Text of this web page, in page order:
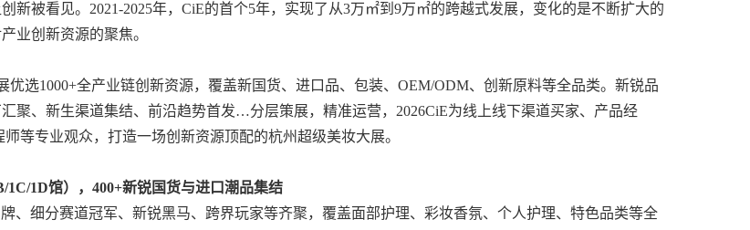
新被看见。2021-2025年，CiE的首个5年，实现了从3万㎡到9万㎡的跨越式发展，变化的是不断扩大的
业创新资源的聚焦。
优选1000+全产业链创新资源，覆盖新国货、进口品、包装、OEM/ODM、创新原料等全品类。新锐品
聚、新生渠道集结、前沿趋势首发…分层策展，精准运营，2026CiE为线上线下渠道买家、产品经
等专业观众，打造一场创新资源顶配的杭州超级美妆大展。
1D馆）， 400+新锐国货与进口潮品集结
、细分赛道冠军、新锐黑马、跨界玩家等齐聚，覆盖面部护理、彩妆香氛、个人护理、特色品类等全